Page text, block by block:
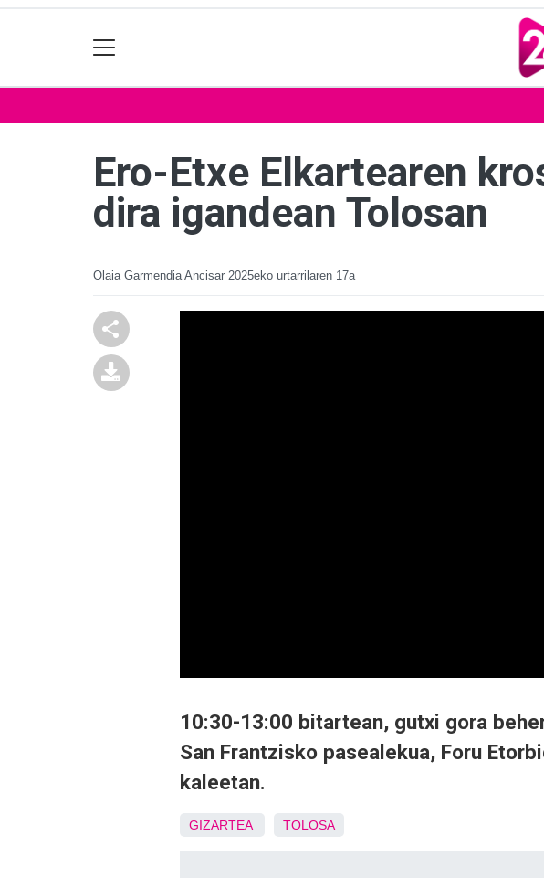
Ero-Etxe Elkartearen
dira igandean Tolosan
Olaia Garmendia Ancisar 2025eko urtarrilaren 17a
10:30-13:00 bitartean, gutxi gora
San Frantzisko pasealekua, Foru
kaleetan.
GIZARTEA TOLOSA